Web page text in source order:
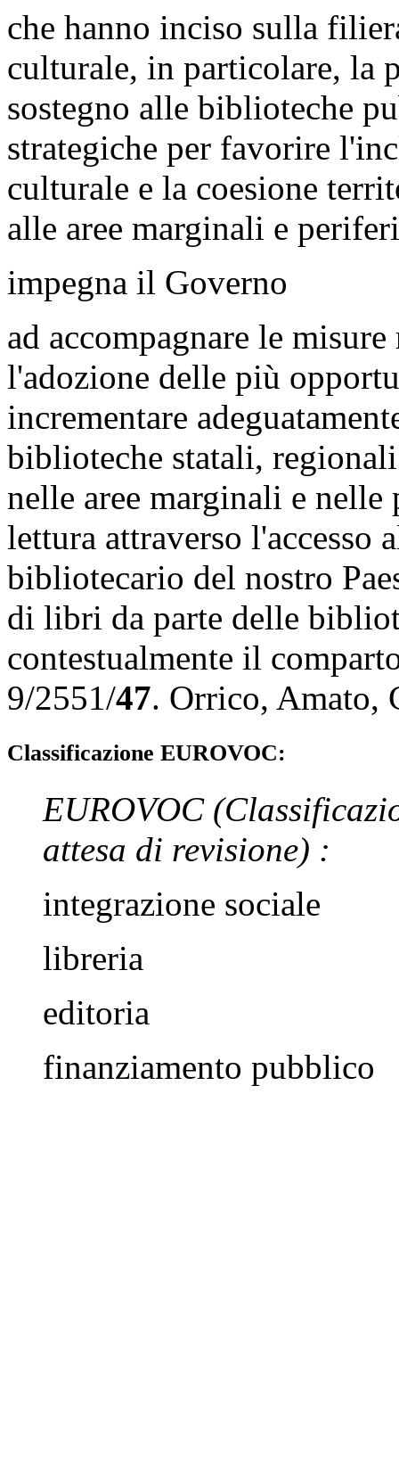
che hanno inciso sulla
culturale, in particolare, la
sostegno alle biblioteche
strategiche per favorire
culturale e la coesione
alle aree marginali e
impegna il Governo
ad accompagnare le
l'adozione delle più
incrementare
biblioteche statali,
nelle aree marginali e
lettura attraverso l'accesso
bibliotecario del nostro
di libri da parte delle
contestualmente il
9/2551/47. Orrico, Amato,
Classificazione EUROVOC:
EUROVOC
attesa di revisione) :
integrazione sociale
libreria
editoria
finanziamento pubblico